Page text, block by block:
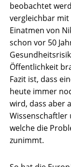
beobachtet
vergleichbar mit
Einatmen von
schon vor 50
Öffentlichkeit
Fazit ist, dass
heute immer
wird, dass aber
Wissenschaftler
welche die
zunimmt.